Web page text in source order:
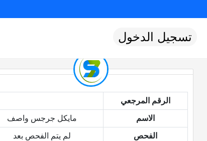
تسجيل الدخول
الرقم المرجعي
الاسم مايكل جرجس واصف
الفحص لم يتم الفحص بعد